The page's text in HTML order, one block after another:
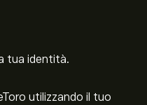
tua identità.
utilizzando il tuo